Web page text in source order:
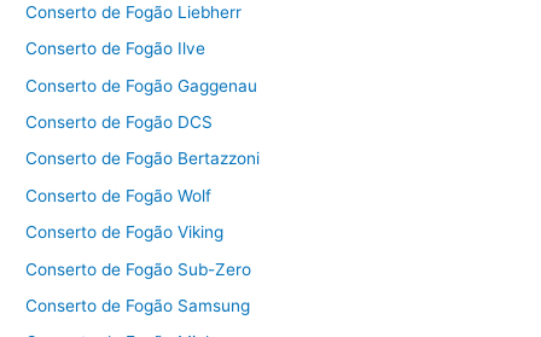
Conserto de Fogão Liebherr
Conserto de Fogão Ilve
Conserto de Fogão Gaggenau
Conserto de Fogão DCS
Conserto de Fogão Bertazzoni
Conserto de Fogão Wolf
Conserto de Fogão Viking
Conserto de Fogão Sub-Zero
Conserto de Fogão Samsung